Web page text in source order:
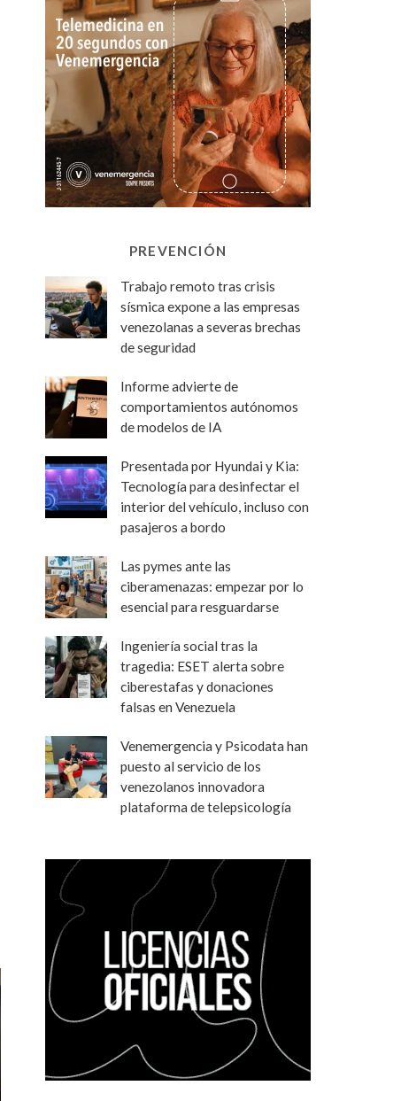
PREVENCIÓN
Trabajo remoto tras crisis
sísmica expone a las empresas
venezolanas a severas brechas
de seguridad
Informe advierte de
comportamientos autónomos
de modelos de IA
Presentada por Hyundai y Kia:
Tecnología para desinfectar el
interior del vehículo, incluso con
pasajeros a bordo
Las pymes ante las
ciberamenazas: empezar por lo
esencial para resguardarse
Ingeniería social tras la
tragedia: ESET alerta sobre
ciberestafas y donaciones
falsas en Venezuela
Venemergencia y Psicodata han
puesto al servicio de los
venezolanos innovadora
plataforma de telepsicología